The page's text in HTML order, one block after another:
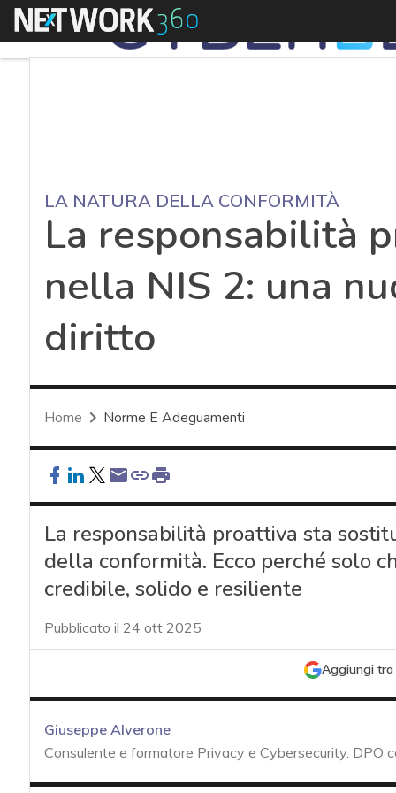
Menu
LA NATURA DELLA CONFORMITÀ
La responsabilità
nella NIS 2: una
diritto
Home Norme E Adeguamenti
La responsabilità proattiva sta
della conformità. Ecco perché solo
credibile, solido e resiliente
Pubblicato il 24 ott 2025
Aggiungi tra
Giuseppe Alverone
Consulente e formatore Privacy e Cybersecurity.